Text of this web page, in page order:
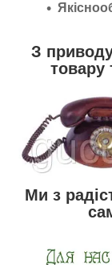
З
товару
Ми з